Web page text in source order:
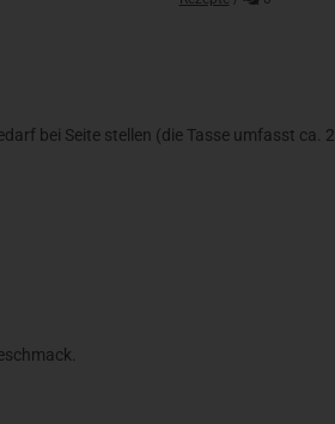
bei Seite stellen (die Tasse umfasst ca.